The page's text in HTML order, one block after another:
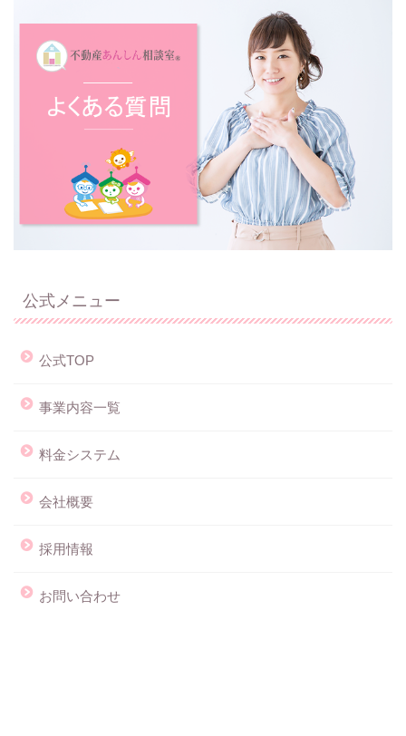
公式メニュー
公式TOP
事業内容一覧
料金システム
会社概要
採用情報
お問い合わせ